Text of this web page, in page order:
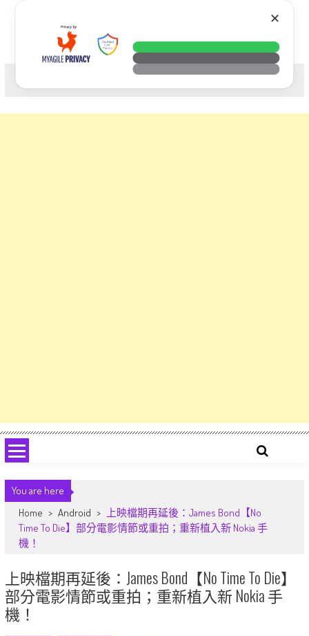
科技. 生活. 攝影.
You are here
Home > Android >
上映檔期再延後：James Bond【No
Time To Die】部分電影情節或重拍；重新植入新 Nokia 手
機！
上映檔期再延後：James Bond【No Time To Die】
部分電影情節或重拍；重新植入新 Nokia 手
機！
✕